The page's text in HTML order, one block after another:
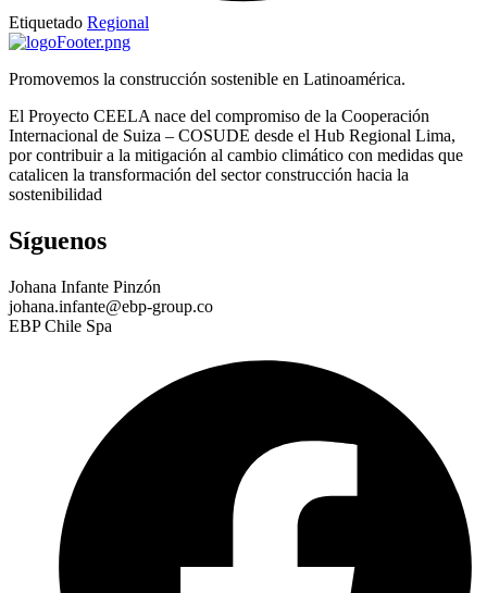
Etiquetado Regional
Promovemos la construcción sostenible en Latinoamérica.
El Proyecto CEELA nace del compromiso de la Cooperación
Internacional de Suiza – COSUDE desde el Hub Regional Lima,
por contribuir a la mitigación al cambio climático con medidas que
catalicen la transformación del sector construcción hacia la
sostenibilidad
Síguenos
Johana Infante Pinzón
johana.infante@ebp-group.co
EBP Chile Spa